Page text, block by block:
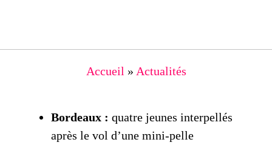
Accueil » Actualités
Bordeaux : quatre jeunes interpellés
après le vol d’une mini‑pelle